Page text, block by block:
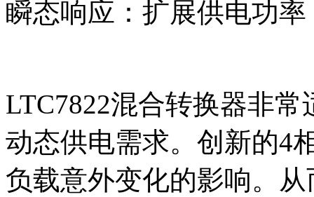
瞬态响应：扩展供电功率
LTC7822混合转换器非
动态供电需求。创新的4
负载意外变化的影响。